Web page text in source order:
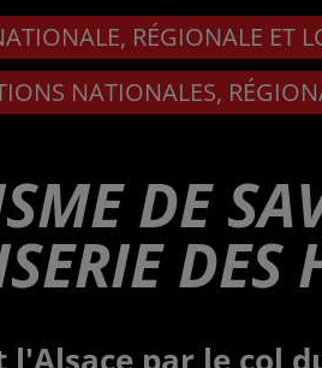
RÉGIONALE ET
NATIONALES,
DE
DES